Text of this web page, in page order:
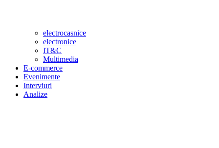
electrocasnice
electronice
IT&C
Multimedia
E-commerce
Evenimente
Interviuri
Analize